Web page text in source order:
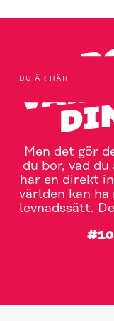
Men det gör
du bor, vad
har en direkt
världen kan
levnadssätt.
DU ÄR HÄR